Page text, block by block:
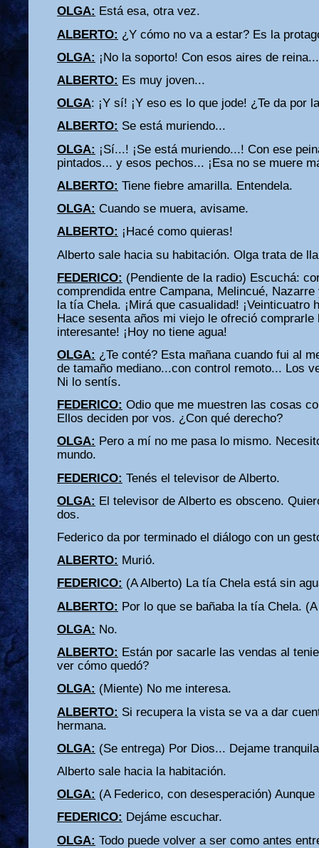
OLGA: Está esa, otra vez.
ALBERTO: ¿Y cómo no va a estar? Es la
OLGA: ¡No la soporto! Con esos aires de reina...
ALBERTO: Es muy joven...
OLGA: ¡Y sí! ¡Y eso es lo que jode! ¿Te da por
ALBERTO: Se está muriendo...
OLGA: ¡Sí...! ¡Se está muriendo...! Con ese
pintados... y esos pechos... ¡Esa no se muere
ALBERTO: Tiene fiebre amarilla. Entendela.
OLGA: Cuando se muera, avisame.
ALBERTO: ¡Hacé como quieras!
Alberto sale hacia su habitación. Olga trata de
FEDERICO: (Pendiente de la radio) Escuchá:
comprendida entre Campana, Melincué,
la tía Chela. ¡Mirá que casualidad! ¡Veinticuatro
Hace sesenta años mi viejo le ofreció comprarle
interesante! ¡Hoy no tiene agua!
OLGA: ¿Te conté? Esta mañana cuando fui al
de tamaño mediano...con control remoto... Los
Ni lo sentís.
FEDERICO: Odio que me muestren las cosas
Ellos deciden por vos. ¿Con qué derecho?
OLGA: Pero a mí no me pasa lo mismo.
mundo.
FEDERICO: Tenés el televisor de Alberto.
OLGA: El televisor de Alberto es obsceno.
dos.
Federico da por terminado el diálogo con un
ALBERTO: Murió.
FEDERICO: (A Alberto) La tía Chela está sin
ALBERTO: Por lo que se bañaba la tía Chela.
OLGA: No.
ALBERTO: Están por sacarle las vendas al
ver cómo quedó?
OLGA: (Miente) No me interesa.
ALBERTO: Si recupera la vista se va a dar
hermana.
OLGA: (Se entrega) Por Dios... Dejame
Alberto sale hacia la habitación.
OLGA: (A Federico, con desesperación)
FEDERICO: Dejáme escuchar.
OLGA: Todo puede volver a ser como antes